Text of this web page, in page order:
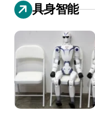
具身智能